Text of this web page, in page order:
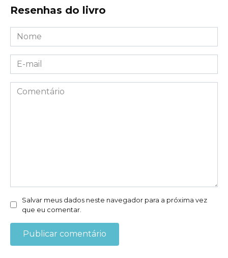
Resenhas do livro
Nome
*
E-
mail
*Comentário
Salvar meus dados neste navegador para a próxima vez
que eu comentar.